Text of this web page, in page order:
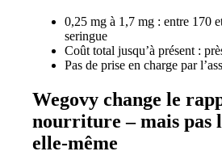
0,25 mg à 1,7 mg : entre 170
seringue
Coût total jusqu’à présent :
Pas de prise en charge par
Wegovy change le
nourriture – mais pas
elle-même